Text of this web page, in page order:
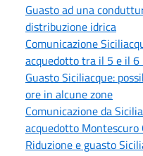
Guasto ad una
distribuzione idrica
Comunicazione
acquedotto tra il 5 e il 6
Guasto Siciliacque:
ore in alcune zone
Comunicazione da
acquedotto Montescuro
Riduzione e guasto